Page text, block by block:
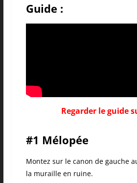
Guide :
Regarder le guide
#1 Mélopée
Montez sur le canon de gauche
la muraille en ruine.